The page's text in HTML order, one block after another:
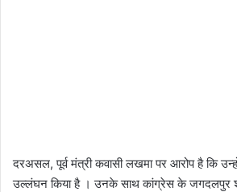
दरअसल, पूर्व मंत्री कवासी लखमा पर आरोप है कि
उल्लंघन किया है । उनके साथ कांग्रेस के जगदलपुर